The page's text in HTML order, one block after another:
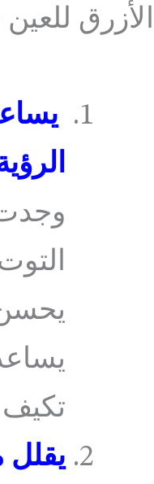
الأزرق
يحسن
تكيف